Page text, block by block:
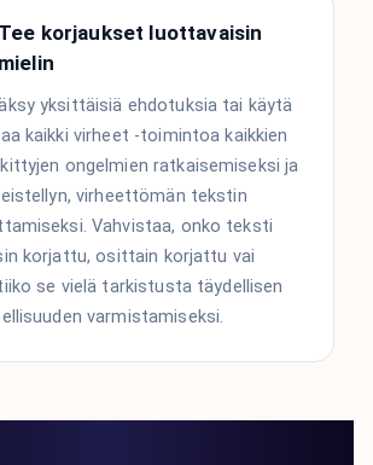
Tee korjaukset luottavaisin
mielin
yksittäisiä ehdotuksia tai käytä
kaikki virheet -toimintoa kaikkien
ongelmien ratkaisemiseksi ja
virheettömän tekstin
Vahvistaa, onko teksti
korjattu, osittain korjattu vai
se vielä tarkistusta täydellisen
varmistamiseksi.